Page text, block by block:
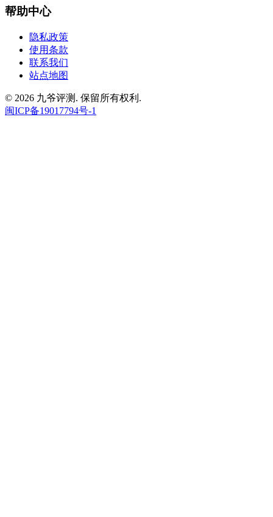
帮助中心
隐私政策
使用条款
联系我们
站点地图
© 2026 九爷评测. 保留所有权利.
闽ICP备19017794号-1